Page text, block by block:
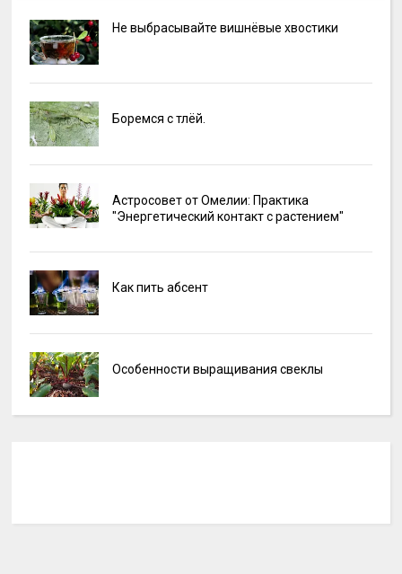
Не выбрасывайте вишнёвые хвостики
Боремся с тлёй.
Астросовет от Омелии: Практика
"Энергетический контакт с растением"
Как пить абсент
Особенности выращивания свеклы